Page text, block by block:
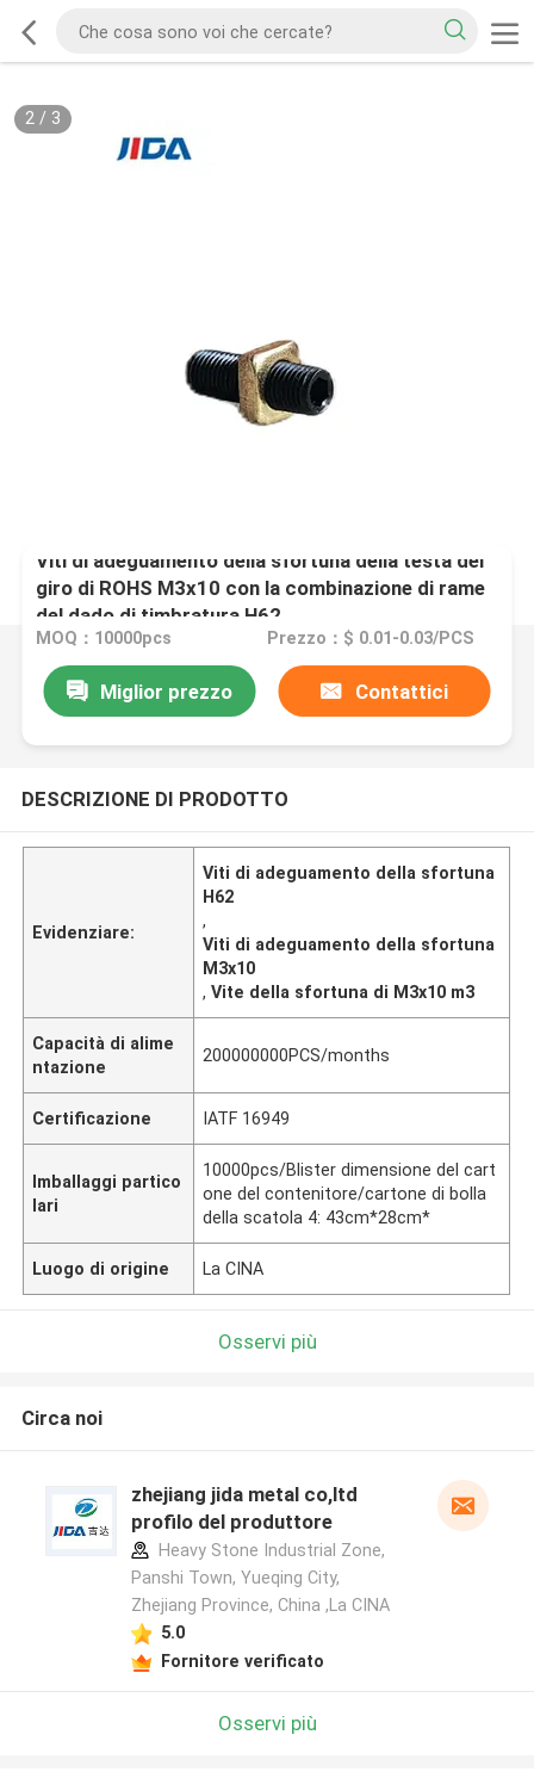
2/ 3
Viti di adeguamento della sfortuna della testa del
giro di ROHS M3x10 con la combinazione di rame
del dado di timbratura H62
MOQ：10000pcs Prezzo：$ 0.01-0.03/PCS
Miglior prezzo Contattici
DESCRIZIONE DI PRODOTTO
Evidenziare:
Viti di adeguamento della sfortuna
H62
,
Viti di adeguamento della sfortuna
M3x10
,Vite della sfortuna di M3x10 m3
Capacità di alime
ntazione
200000000PCS/months
Certificazione IATF 16949
Imballaggi partico
lari
10000pcs/Blister dimensione del cart
one del contenitore/cartone di bolla
della scatola 4: 43cm*28cm*
Luogo di origine La CINA
Osservi più
Circa noi
zhejiang jida metal co,ltd
profilo del produttore
Heavy Stone Industrial Zone,
Panshi Town, Yueqing City,
Zhejiang Province, China ,La CINA
5.0
Fornitore verificato
Osservi più